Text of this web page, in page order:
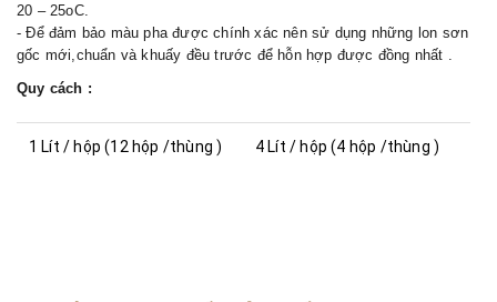
20 – 25oC.
- Để đảm bảo màu pha được chính xác nên sử dụng những lon sơn
gốc mới,chuẩn và khuấy đều trước để hỗn hợp được đồng nhất .
Quy cách :
1 Lít / hộp (12 hộp /thùng ) 4 Lít / hộp (4 hộp /thùng )